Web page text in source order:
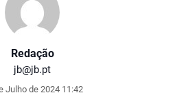
Redação
jb@jb.pt
Julho de 2024 11:42